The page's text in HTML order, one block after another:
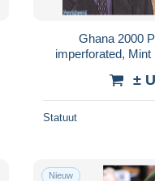
Ghana 2000
imperforated,
±
Statuut
Nieuw